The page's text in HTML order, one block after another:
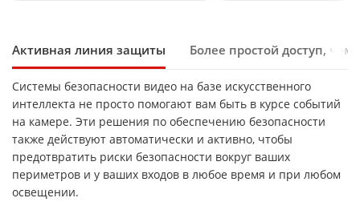
Активная линия защиты Более простой доступ, чем
Системы безопасности видео на базе искусственного
интеллекта не просто помогают вам быть в курсе событий
на камере. Эти решения по обеспечению безопасности
также действуют автоматически и активно, чтобы
предотвратить риски безопасности вокруг ваших
периметров и у ваших входов в любое время и при любом
освещении.